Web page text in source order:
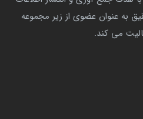
به عنوان عضوی از زیر مجموعه
می کند.